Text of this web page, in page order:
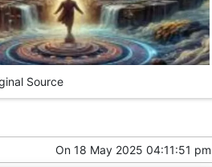
Source
On 18 May 2025 04:11:51 pm